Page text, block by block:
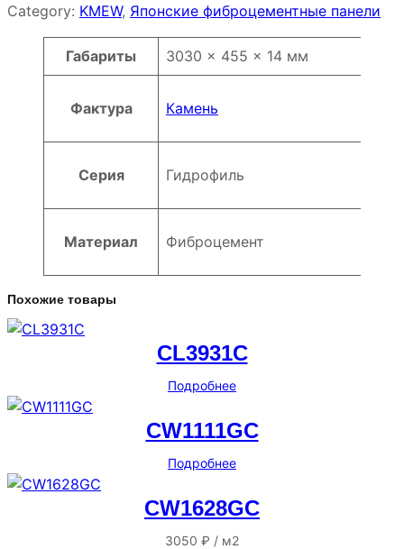
Category: KMEW, Японские фиброцементные панели
Атрибуты Значение
Габариты 3030 × 455 × 14 мм
Фактура Камень
Серия Гидрофиль
Материал Фиброцемент
Похожие товары
CL3931C
Подробнее
CW1111GC
Подробнее
CW1628GC
3050 ₽ / м2